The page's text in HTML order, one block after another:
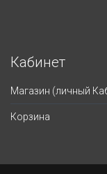
Кабинет
Магазин (личный
Корзина